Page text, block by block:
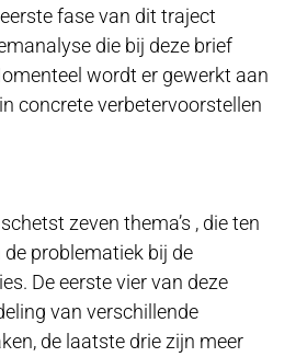
fase van dit traject
die bij deze brief
wordt er gewerkt aan
concrete verbetervoorstellen
zeven thema’s , die ten
problematiek bij de
De eerste vier van deze
van verschillende
de laatste drie zijn meer